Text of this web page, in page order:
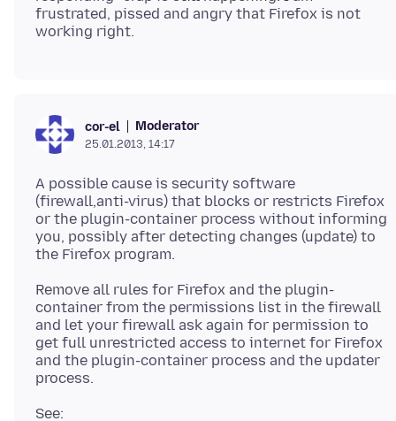
frustrated, pissed and angry that Firefox is not
cor-el Moderator
25.01.2013, 14:17
A possible cause is security software
(firewall,anti-virus) that blocks or restricts Firefox
or the plugin-container process without informing
you, possibly after detecting changes (update) to
Remove all rules for Firefox and the plugin-
container from the permissions list in the firewall
and let your firewall ask again for permission to
get full unrestricted access to internet for Firefox
and the plugin-container process and the updater